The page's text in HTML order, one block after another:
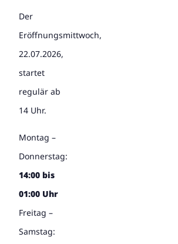
Der
Eröffnungsmittwoch,
22.07.2026,
startet
regulär ab
14 Uhr.
Montag –
Donnerstag:
14:00 bis
01:00 Uhr
Freitag –
Samstag: